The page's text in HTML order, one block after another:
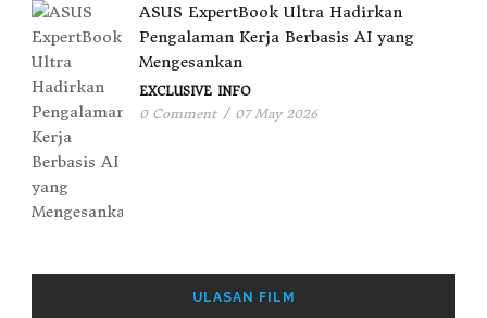
ASUS ExpertBook Ultra Hadirkan
Pengalaman Kerja Berbasis AI yang
Mengesankan
EXCLUSIVE INFO
0 Comment / 07 May 2026
ULASAN FILM